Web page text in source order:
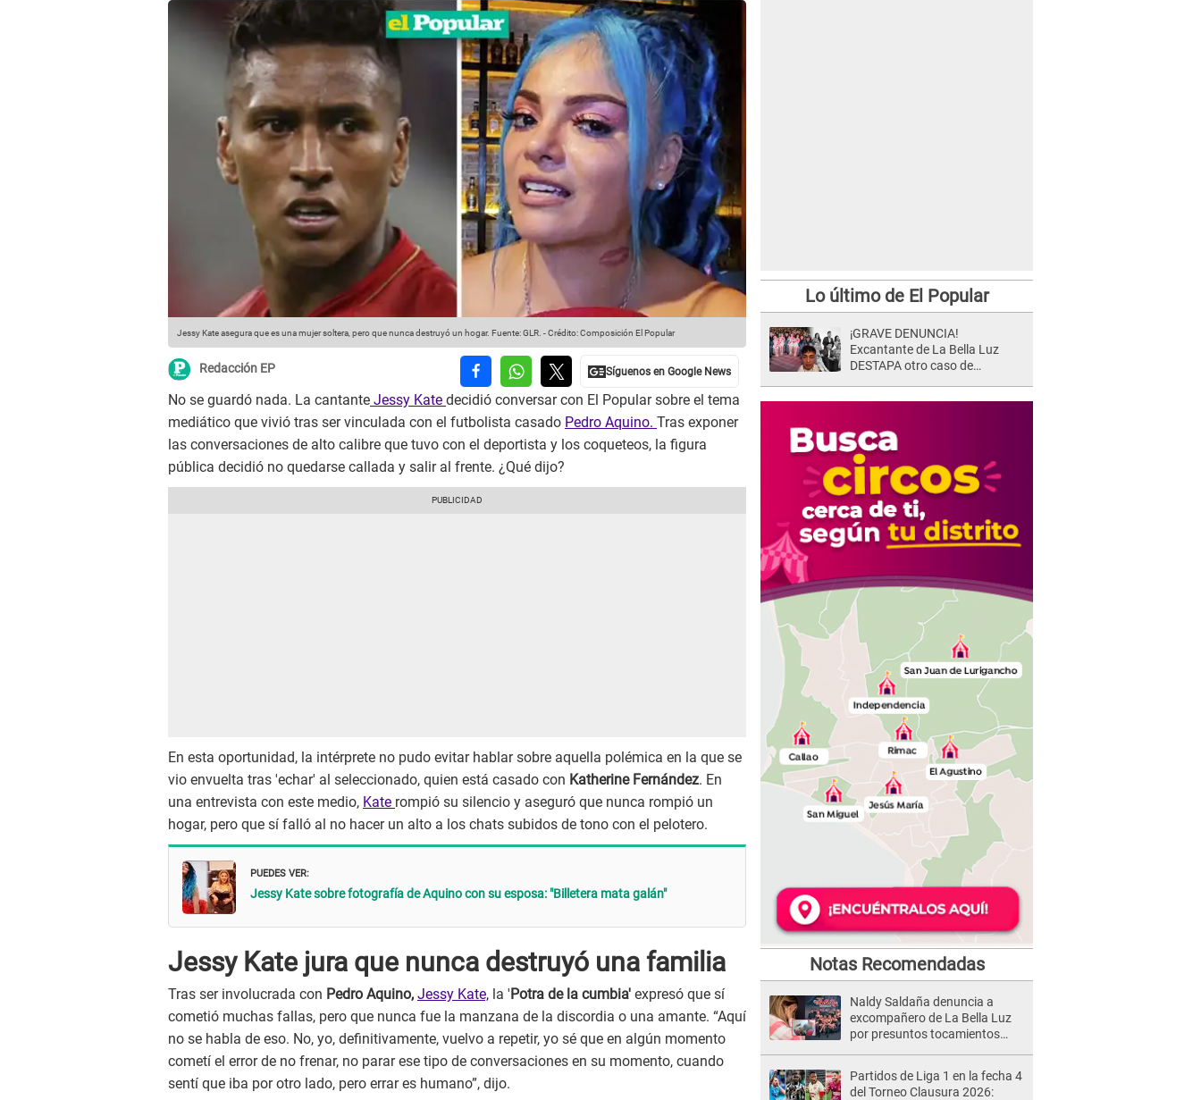
Jessy Kate asegura que es una mujer soltera, pero que nunca destruyó un hogar. Fuente: GLR. -Crédito: Composición El Popular
Redacción EP
No se guardó nada. La cantante Jessy Kate decidió conversar con El Popular sobre el tema
mediático que vivió tras ser vinculada con el futbolista casado Pedro Aquino. Tras exponer
las conversaciones de alto calibre que tuvo con el deportista y los coqueteos, la figura
pública decidió no quedarse callada y salir al frente. ¿Qué dijo?
En esta oportunidad, la intérprete no pudo evitar hablar sobre aquella polémica en la que se
vio envuelta tras 'echar' al seleccionado, quien está casado con Katherine Fernández. En
una entrevista con este medio, Kate rompió su silencio y aseguró que nunca rompió un
hogar, pero que sí falló al no hacer un alto a los chats subidos de tono con el pelotero.
PUEDES VER:
Jessy Kate sobre fotografía de Aquino con su esposa: "Billetera mata galán"
Jessy Kate jura que nunca destruyó una familia
Tras ser involucrada con Pedro Aquino, Jessy Kate, la ' Potra de la cumbia' expresó que sí
cometió muchas fallas, pero que nunca fue la manzana de la discordia o una amante. “Aquí
no se habla de eso. No, yo, definitivamente, vuelvo a repetir, yo sé que en algún momento
cometí el error de no frenar, no parar ese tipo de conversaciones en su momento, cuando
sentí que iba por otro lado, pero errar es humano”, dijo.
Lo último de El Popular
¡GRAVE DENUNCIA!
Excantante de La Bella Luz
DESTAPA otro caso de
Notas Recomendadas
Naldy Saldaña denuncia a
excompañero de La Bella Luz
por presuntos tocamientos
Partidos de Liga 1 en la fecha 4
del Torneo Clausura 2026: